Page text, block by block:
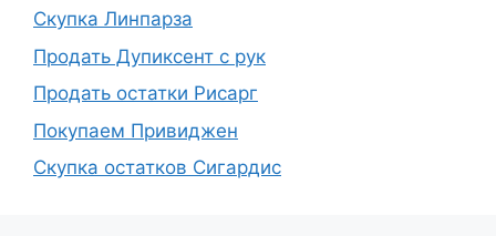
Скупка Линпарза
Продать Дупиксент с рук
Продать остатки Рисарг
Покупаем Привиджен
Скупка остатков Сигардис